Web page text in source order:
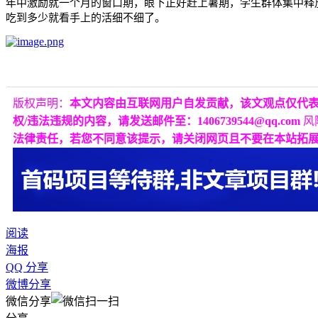
年中激励就一个月的窗口期，眼下正好赶上暑期，学生群体集中
吃到多少就看手上的活细不细了。
版权声明： 本文内容由互联网用户自发贡献，该文观点仅代
权/违法违规的内容，请发送邮件至：1406739544@qq.com 风
法律责任，若您不同意该提示，请关闭网页且不要在本站拓
阅读
海报
QQ 分享
微博分享
微信分享